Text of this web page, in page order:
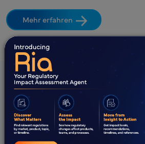
Mehr erfahren
Freyr Angebote
Strategische Regulierungsberatung